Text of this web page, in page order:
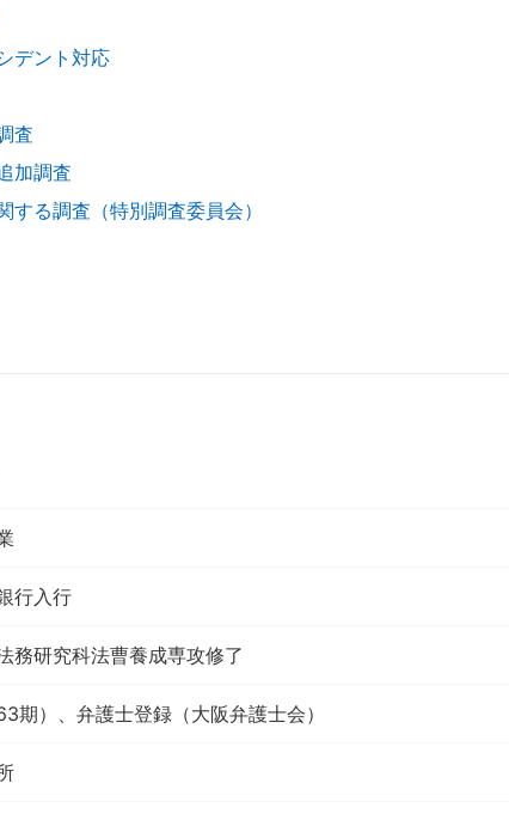
デント対応
査
加調査
る調査（特別調査委員会）
行入行
務研究科法曹養成専攻修了
期）、弁護士登録（大阪弁護士会）